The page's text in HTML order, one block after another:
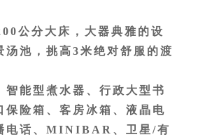
公分大床，大器典雅的设
汤池，挑高3米绝对舒服的渡
智能型煮水器、行政大型书
保险箱、客房冰箱、液晶电
电话、MINIBAR、卫星/有